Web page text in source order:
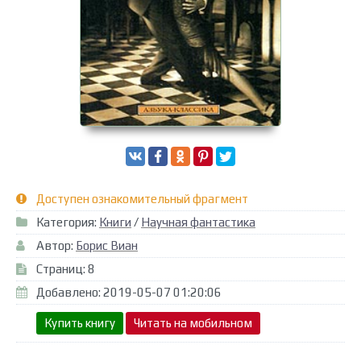
Доступен ознакомительный фрагмент
Категория: Книги / Научная фантастика
Автор: Борис Виан
Страниц: 8
Добавлено: 2019-05-07 01:20:06
Купить книгу Читать на мобильном